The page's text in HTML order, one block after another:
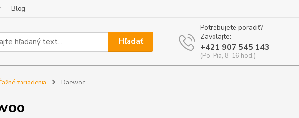
Blog
Hľadať
Potrebujete poradiť?
Zavolajte:
+421 907 545 143
(Po-Pia, 8-16 hod.)
zariadenia Daewoo